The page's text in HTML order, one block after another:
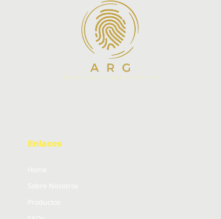
Enlaces
Home
Sobre Nosotros
Productos